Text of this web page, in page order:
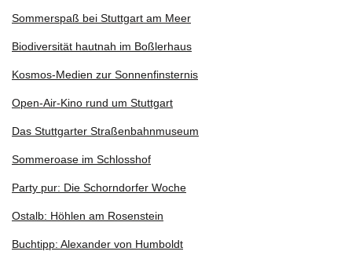
Sommerspaß bei Stuttgart am Meer
Biodiversität hautnah im Boßlerhaus
Kosmos-Medien zur Sonnenfinsternis
Open-Air-Kino rund um Stuttgart
Das Stuttgarter Straßenbahnmuseum
Sommeroase im Schlosshof
Party pur: Die Schorndorfer Woche
Ostalb: Höhlen am Rosenstein
Buchtipp: Alexander von Humboldt